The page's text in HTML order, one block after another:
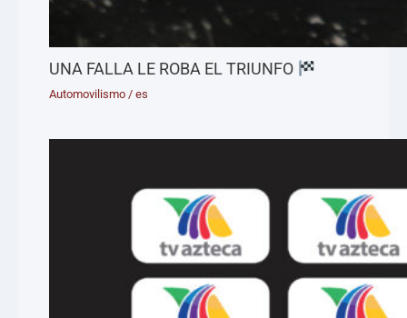
UNA FALLA LE ROBA EL TRIUNFO
Automovilismo /es